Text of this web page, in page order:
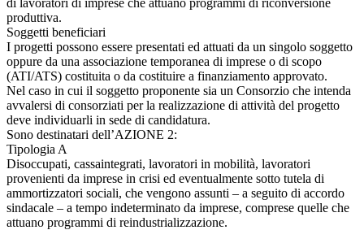
produttiva.
Soggetti beneficiari
I progetti possono essere presentati ed attuati da un singolo soggetto
oppure da una associazione temporanea di imprese o di scopo
(ATI/ATS) costituita o da costituire a finanziamento approvato.
Nel caso in cui il soggetto proponente sia un Consorzio che intenda
avvalersi di consorziati per la realizzazione di attività del progetto
deve individuarli in sede di candidatura.
Sono destinatari dell’AZIONE 2:
Tipologia A
Disoccupati, cassaintegrati, lavoratori in mobilità, lavoratori
provenienti da imprese in crisi ed eventualmente sotto tutela di
ammortizzatori sociali, che vengono assunti – a seguito di accordo
sindacale – a tempo indeterminato da imprese, comprese quelle che
attuano programmi di reindustrializzazione.